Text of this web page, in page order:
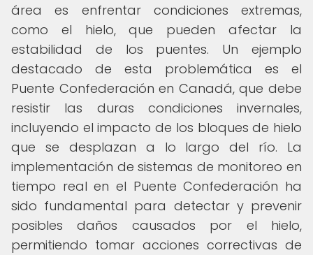
área es enfrentar condiciones extremas,
como el hielo, que pueden afectar la
estabilidad de los puentes. Un ejemplo
destacado de esta problemática es el
Puente Confederación en Canadá, que debe
resistir las duras condiciones invernales,
incluyendo el impacto de los bloques de hielo
que se desplazan a lo largo del río. La
implementación de sistemas de monitoreo en
tiempo real en el Puente Confederación ha
sido fundamental para detectar y prevenir
posibles daños causados por el hielo,
permitiendo tomar acciones correctivas de